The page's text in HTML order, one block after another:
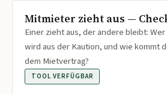
Mitmieter zieht aus —
Einer zieht aus, der andere bleibt:
wird aus der Kaution, und wie kommt
dem Mietvertrag?
TOOL VERFÜGBAR